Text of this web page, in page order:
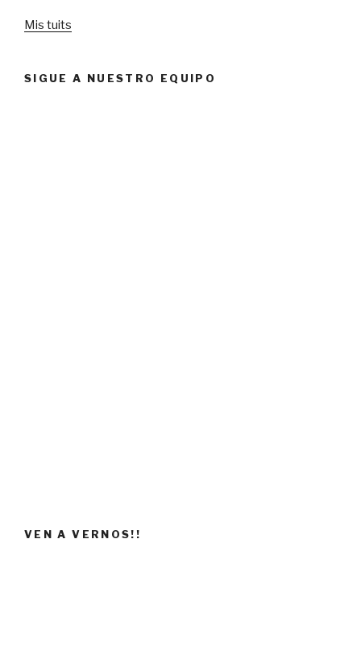
Mis tuits
SIGUE A NUESTRO EQUIPO
VEN A VERNOS!!